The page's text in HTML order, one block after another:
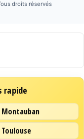
droits réservés
rapide